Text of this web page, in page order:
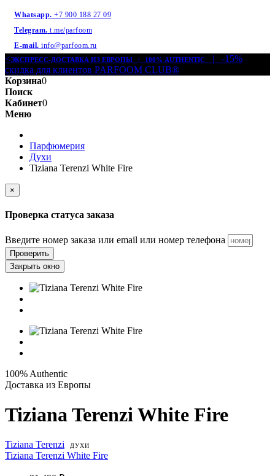
Whatsapp. +7 900 188 27 09
Telegram. t.me/parfoom
E-mail. info@parfoom.ru
<ЭКСПРЕСС-ДОСТАВКА ИЗ ЕВРОПЫ | 100% AUTHENTIC
| -15%
скидка для клиентов PARFOOM CLUB®
Корзина0
Поиск
Кабинет0
Меню
Парфюмерия
Духи
Tiziana Terenzi White Fire
×
Проверка статуса заказа
Введите номер заказа или email или номер телефона
Проверить
Закрыть окно
100% Authentic
Доставка из Европы
Tiziana Terenzi White Fire
Tiziana Terenzi ДУХИ
Tiziana Terenzi White Fire